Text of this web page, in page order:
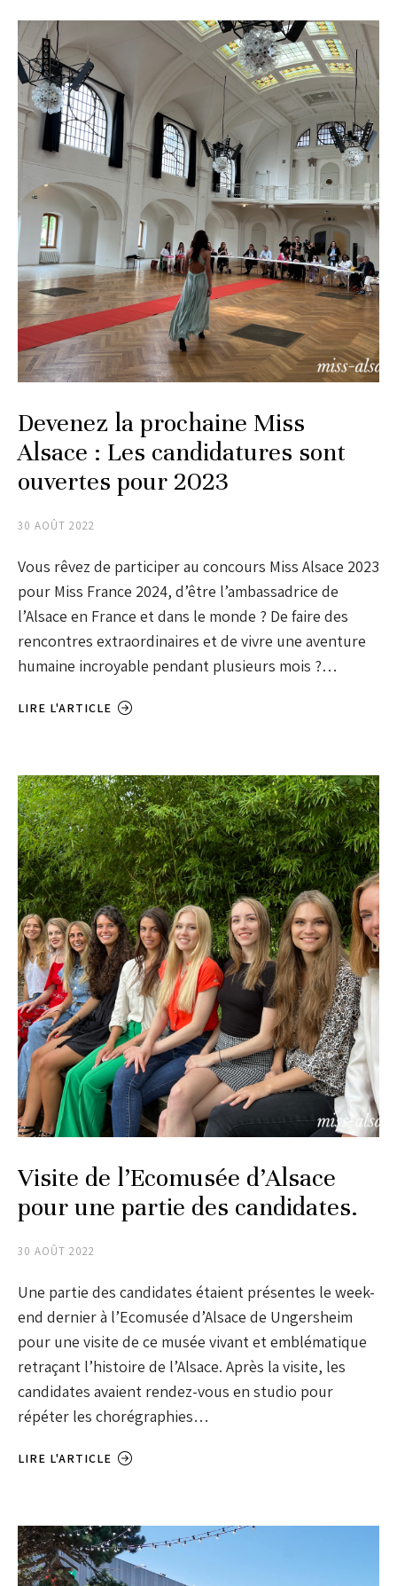
Devenez la prochaine Miss
Alsace : Les candidatures sont
ouvertes pour 2023
30 AOÛT 2022
Vous rêvez de participer au concours Miss Alsace 2023
pour Miss France 2024, d’être l’ambassadrice de
l’Alsace en France et dans le monde ? De faire des
rencontres extraordinaires et de vivre une aventure
humaine incroyable pendant plusieurs mois ?…
LIRE L'ARTICLE
Visite de l’Ecomusée d’Alsace
pour une partie des candidates.
30 AOÛT 2022
Une partie des candidates étaient présentes le week-
end dernier à l’Ecomusée d’Alsace de Ungersheim
pour une visite de ce musée vivant et emblématique
retraçant l’histoire de l’Alsace. Après la visite, les
candidates avaient rendez-vous en studio pour
répéter les chorégraphies…
LIRE L'ARTICLE